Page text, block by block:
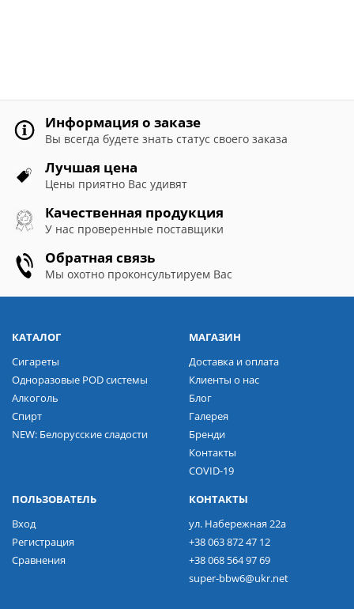
Информация о заказе
Вы всегда будете знать статус своего заказа
Лучшая цена
Цены приятно Вас удивят
Качественная продукция
У нас проверенные поставщики
Обратная связь
Мы охотно проконсультируем Вас
КАТАЛОГ
Сигареты
Одноразовые POD системы
Алкоголь
Спирт
NEW: Белорусские сладости
МАГАЗИН
Доставка и оплата
Клиенты о нас
Блог
Галерея
Бренди
Контакты
COVID-19
ПОЛЬЗОВАТЕЛЬ
Вход
Регистрация
Сравнения
КОНТАКТЫ
ул. Набережная 22а
+38 063 872 47 12
+38 068 564 97 69
super-bbw6@ukr.net